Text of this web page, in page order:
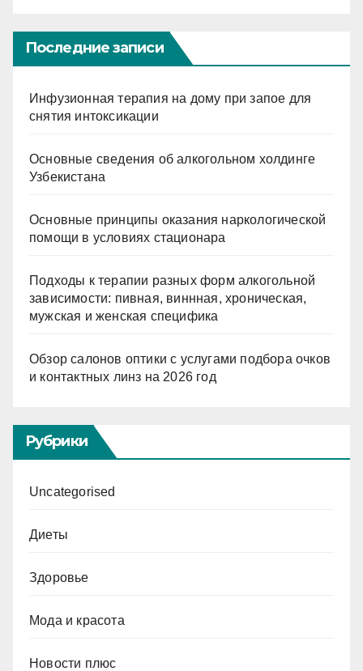
Последние записи
Инфузионная терапия на дому при запое для
снятия интоксикации
Основные сведения об алкогольном холдинге
Узбекистана
Основные принципы оказания наркологической
помощи в условиях стационара
Подходы к терапии разных форм алкогольной
зависимости: пивная, виннная, хроническая,
мужская и женская специфика
Обзор салонов оптики с услугами подбора очков
и контактных линз на 2026 год
Рубрики
Uncategorised
Диеты
Здоровье
Мода и красота
Новости плюс